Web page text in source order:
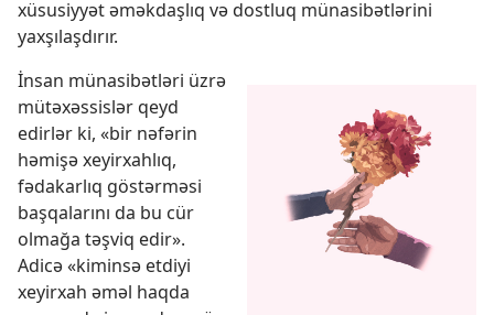
xüsusiyyət əməkdaşlıq və dostluq münasibətlərini
yaxşılaşdırır.
İnsan münasibətləri üzrə
mütəxəssislər qeyd
edirlər ki, «bir nəfərin
həmişə xeyirxahlıq,
fədakarlıq göstərməsi
başqalarını da bu cür
olmağa təşviq edir».
Adicə «kiminsə etdiyi
xeyirxah əməl haqda